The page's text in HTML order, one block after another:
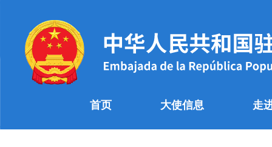
首页 大使信息 走